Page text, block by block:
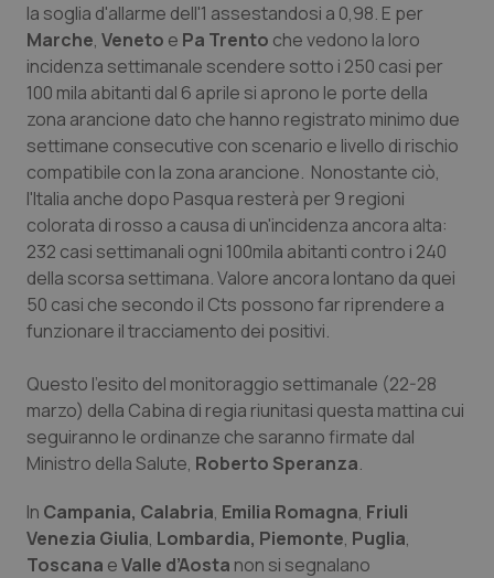
Friuli Venezia Giulia
Lazio
Liguria
Lombardia
Marche
Molise
Piemonte
Provincia Autonoma di Bolzano
Puglia
Dermatite Atopica
Diabete & glucometri
Disturbi dell’umore
Dolore
Donna & Salute
Epatiti
HIV
Infezioni & Febbre
Malattie rare
la soglia d'allarme dell'1 assestandosi a 0,98. E per
Marche, Veneto e Pa Trento che vedono la loro
incidenza settimanale scendere sotto i 250 casi per
100 mila abitanti dal 6 aprile si aprono le porte della
zona arancione dato che hanno registrato minimo due
settimane consecutive con scenario e livello di rischio
compatibile con la zona arancione. Nonostante ciò,
l'Italia anche dopo Pasqua resterà per 9 regioni
colorata di rosso a causa di un'incidenza ancora alta:
232 casi settimanali ogni 100mila abitanti contro i 240
della scorsa settimana. Valore ancora lontano da quei
50 casi che secondo il Cts possono far riprendere a
funzionare il tracciamento dei positivi.
Questo l'esito del monitoraggio settimanale (22-28
marzo) della Cabina di regia riunitasi questa mattina cui
seguiranno le ordinanze che saranno firmate dal
Ministro della Salute, Roberto Speranza.
In Campania, Calabria, Emilia Romagna, Friuli
Venezia Giulia, Lombardia, Piemonte, Puglia,
Toscana eValle d’Aosta non si segnalano